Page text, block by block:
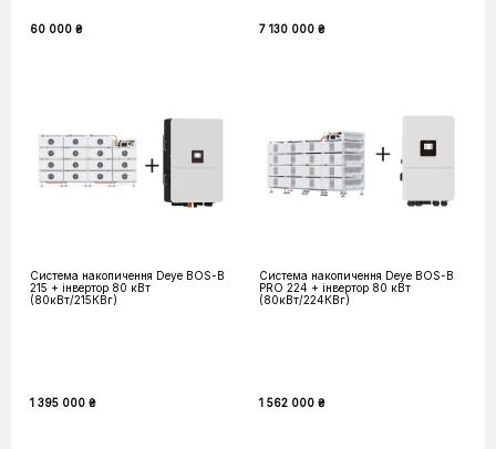
60 000 ₴ 7 130 000 ₴
Система накопичення Deye BOS-B
215 + інвертор 80 кВт
(80кВт/215КВг)
1 395 000 ₴
Система накопичення Deye BOS-B
PRO 224 + інвертор 80 кВт
(80кВт/224КВг)
1 562 000 ₴